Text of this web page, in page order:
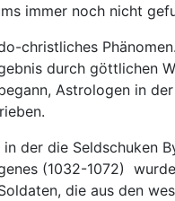
immer noch nicht
durch göttlichen
Astrologen in
der die Seldschuken
(1032-1072)
die aus den